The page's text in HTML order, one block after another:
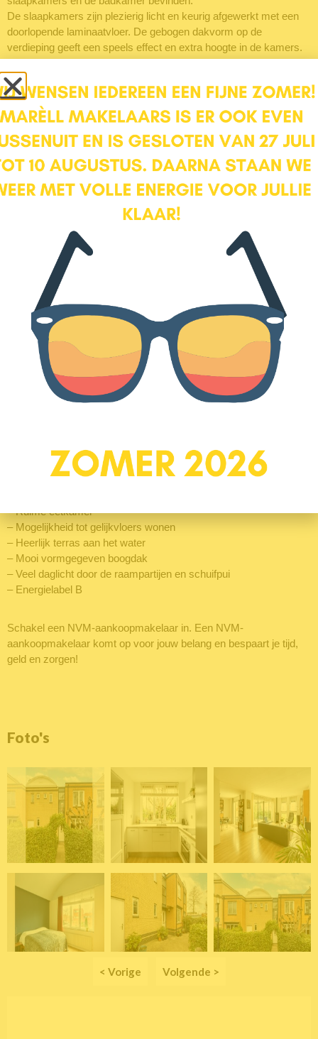
De slaapkamers zijn plezierig licht en keurig afgewerkt met een
doorlopende laminaatvloer. De gebogen dakvorm op de
verdieping geeft een speels effect en extra hoogte in de kamers.
De badkamer is netjes onderhouden, in lichte kleurstelling en
voorzien van een ligbad, wastafel, 2e toilet en wasmachine en
droger opstelling.
Buiten
De woning heeft zowel aan de voor- als achterzijde een fijne
buitenruimte. Het terras (23 m2) aan de achterzijde is zowel via
noordwesten en aangelegd met een frisse lichte natuursteen,
plantenborders en mooie klimplantjes tegen de muur.
Aan de voorkant heb je nog een ruime tuin van 35 m2. Heerlijk
beschut door de haag waardoor je veel privacy hebt.
De ligging
Kattenbroek is één van de meest bekende wijken van Amersfoort,
de wijk is zelfs gedeeltelijk te vinden in Madurodam! Het Ven
maakt onderdeel uit van ‘de Verborgen Zone’. Het verwijst naar de
zone waarin alle kunst in de wijk is geconcentreerd. Hier vind je
allerlei kunstwerken, sommige ook in voorgevels verwerkt zoals
Wat maakt Het Ven 11 je nieuwe thuis:
– Ruime eetkamer
– Mogelijkheid tot gelijkvloers wonen
– Heerlijk terras aan het water
– Mooi vormgegeven boogdak
– Veel daglicht door de raampartijen en schuifpui
– Energielabel B
Schakel een NVM-aankoopmakelaar in. Een NVM-
aankoopmakelaar komt op voor jouw belang en bespaart je tijd,
geld en zorgen!
Foto's
< Vorige Volgende >